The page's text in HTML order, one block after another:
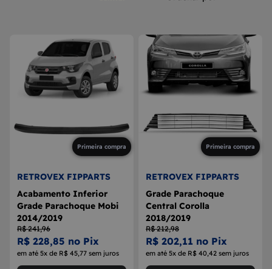
MÁQUINA DE VIDRO
Primeira compra
RETROVEX FIPPARTS
Acabamento Inferior
Grade Parachoque Mobi
2014/2019
R$ 241,96
R$ 228,85 no Pix
em até 5x de R$ 45,77 sem juros
Primeira compra
RETROVEX FIPPARTS
Grade Parachoque
Central Corolla
2018/2019
R$ 212,98
R$ 202,11 no Pix
em até 5x de R$ 40,42 sem juros